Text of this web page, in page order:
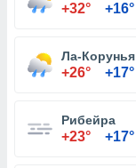
+32° +16°
Ла-Корунья
+26° +17°
Рибейра
+23° +17°